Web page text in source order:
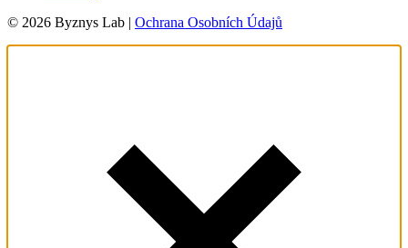
© 2026 Byznys Lab | Ochrana Osobních Údajů